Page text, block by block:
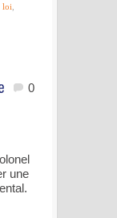
loi
0
une